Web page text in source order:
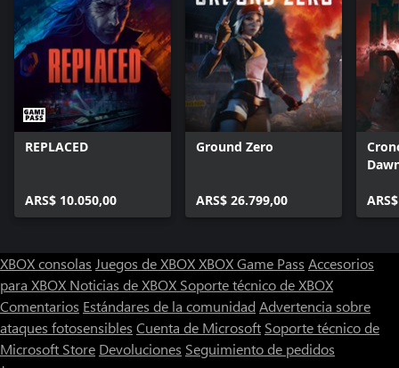
REPLACED
ARS$ 10.050,00
Ground Zero
ARS$ 26.799,00
XBOX consolas Juegos de XBOXXBOX Game Pass Accesorios
para XBOX Noticias de XBOX Soporte técnico de XBOX
Comentarios Estándares de la comunidad Advertencia sobre
ataques fotosensibles Cuenta de Microsoft Soporte técnico de
Microsoft Store Devoluciones Seguimiento de pedidos